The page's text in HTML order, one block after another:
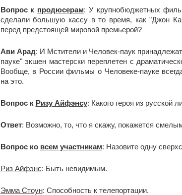
Вопрос к продюсерам: У крупнобюджетных
сделали большую кассу в то время, как "Джон
перед предстоящей мировой премьерой?
Ави Арад: И Мстители и Человек-паук
пауке" экшен мастерски переплетен с
Вообще, в России фильмы о Человеке-пауке
на это.
Вопрос к Ризу Айфэнсу: Какого героя из русской
Ответ: Возможно, то, что я скажу, покажется
Вопрос ко всем участникам: Назовите одну
Риз Айфэнс: Быть невидимым.
Эмма Стоун: Способность к телепортации.